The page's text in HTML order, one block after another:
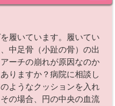
履いています。履いてい
中足骨（小趾の骨）の出
ーチの崩れが原因なのか
りますか？病院に相談し
ようなクッションを入れ
の場合、円の中央の血流